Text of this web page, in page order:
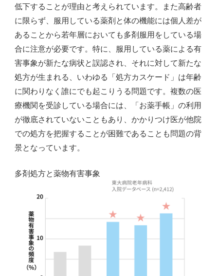
低下することが理由と考えられています。また高齢者
に限らず、服用している薬剤と体の機能には個人差が
あることから若年層においても多剤服用をしている場
合に注意が必要です。特に、服用している薬による有
害事象が新たな病状と誤認され、それに対して新たな
処方が生まれる、いわゆる「処方カスケード」は年齢
に関わりなく誰にでも起こりうる問題です。複数の医
療機関を受診している場合には、「お薬手帳」の利用
が徹底されていないこともあり、かかりつけ医が他院
での処方を把握することが困難であることも問題の背
景となっています。
多剤処方と薬物有害事象